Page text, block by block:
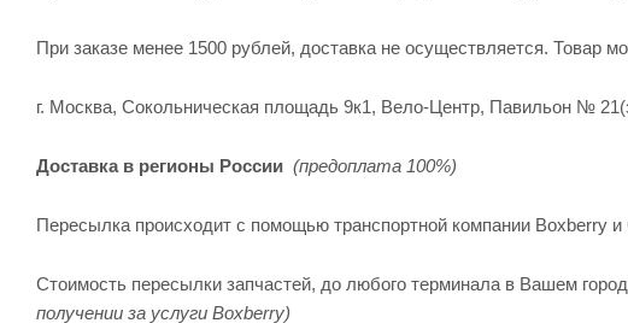
При заказе менее 1500 рублей, доставка не осуществляется. Товар
г. Москва, Сокольническая площадь 9к1, Вело-Центр, Павильон №
Доставка в регионы России (предоплата 100%)
Пересылка происходит с помощью транспортной компании Boxberry
Стоимость пересылки запчастей, до любого терминала в Вашем
получении за услуги Boxberry)